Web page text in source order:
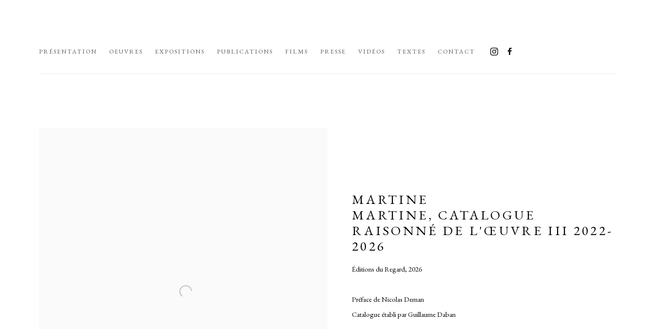
PRÉSENTATION OEUVRES EXPOSITIONS PUBLICATIONS FILMS PRESSE VIDÉOS TEXTES CONTACT
MARTINE
MARTINE, CATALOGUE
RAISONNÉ DE L'ŒUVRE III 2022-
2026
Éditions du Regard, 2026
Préface de Nicolas Deman
Catalogue établi par Guillaume Daban